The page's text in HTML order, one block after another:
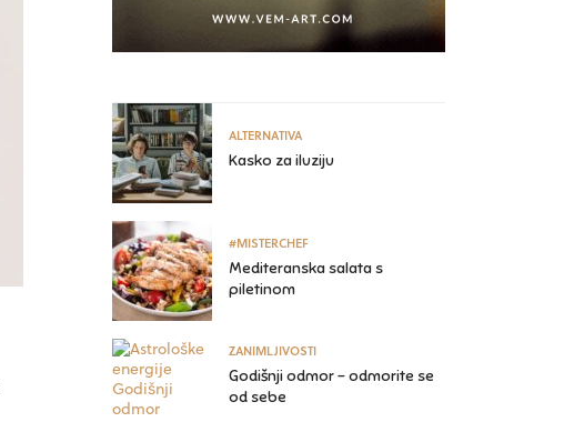
ALTERNATIVA
Kasko za iluziju
#MISTERCHEF
Mediteranska salata s
piletinom
ZANIMLJIVOSTI
Godišnji odmor – odmorite se
od sebe